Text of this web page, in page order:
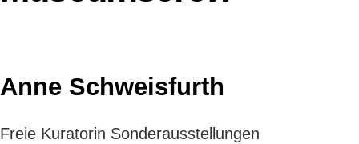
Anne Schweisfurth
Freie Kuratorin Sonderausstellungen